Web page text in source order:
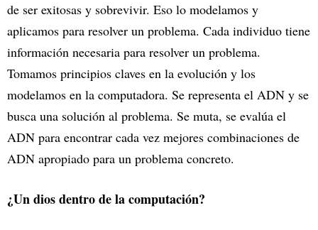
de ser exitosas y sobrevivir. Eso lo modelamos y
aplicamos para resolver un problema. Cada individuo tiene
información necesaria para resolver un problema.
Tomamos principios claves en la evolución y los
modelamos en la computadora. Se representa el ADN y se
busca una solución al problema. Se muta, se evalúa el
ADN para encontrar cada vez mejores combinaciones de
ADN apropiado para un problema concreto.
¿Un dios dentro de la computación?